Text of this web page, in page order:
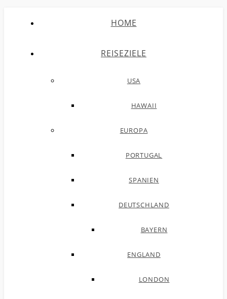
HOME
REISEZIELE
USA
HAWAII
EUROPA
PORTUGAL
SPANIEN
DEUTSCHLAND
BAYERN
ENGLAND
LONDON